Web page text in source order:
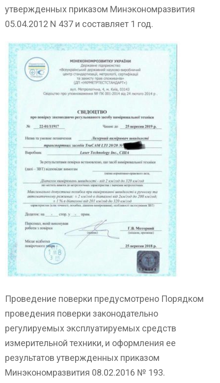
утвержденных приказом Минэкономразвития
05.04.2012 N 437 и составляет 1 год.
Проведение поверки предусмотрено Порядком
проведения поверки законодательно
регулируемых эксплуатируемых средств
измерительной техники, и оформления ее
результатов утвержденных приказом
Минэкономразвития 08.02.2016 № 193.